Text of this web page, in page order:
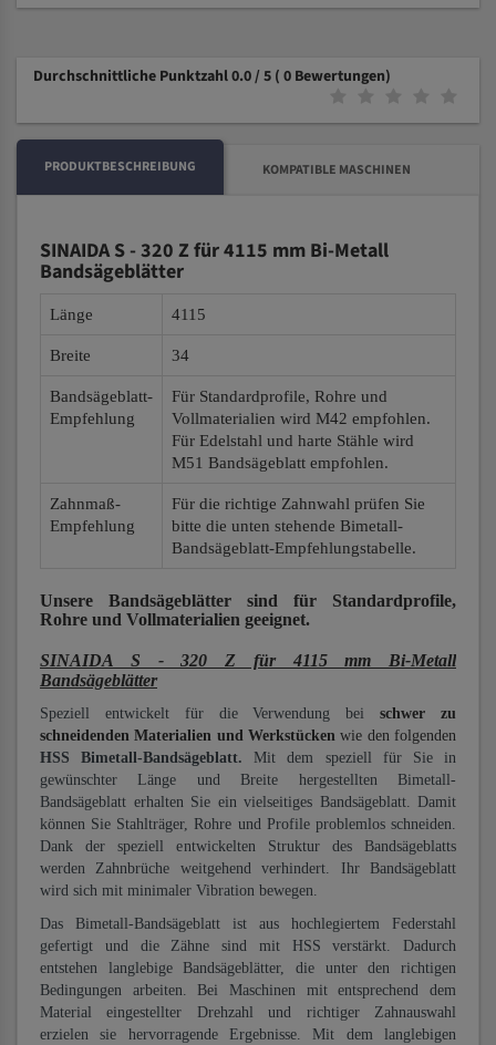
Durchschnittliche Punktzahl 0.0 / 5 ( 0 Bewertungen)
PRODUKTBESCHREIBUNG KOMPATIBLE MASCHINEN
SINAIDA S - 320 Z für 4115 mm Bi-Metall
Bandsägeblätter
Länge 4115
Breite 34
Bandsägeblatt-
Empfehlung
Für Standardprofile, Rohre und
Vollmaterialien wird M42 empfohlen.
Für Edelstahl und harte Stähle wird
M51 Bandsägeblatt empfohlen.
Zahnmaß-
Empfehlung
Für die richtige Zahnwahl prüfen Sie
bitte die unten stehende Bimetall-
Bandsägeblatt-Empfehlungstabelle.
Unsere Bandsägeblätter sind für Standardprofile,
Rohre und Vollmaterialien geeignet.
SINAIDA S - 320 Z für 4115 mm Bi-Metall
Bandsägeblätter
Speziell entwickelt für die Verwendung beischwer zu
schneidenden Materialien und Werkstücken wie den folgenden
HSS Bimetall-Bandsägeblatt. Mit dem speziell für Sie in
gewünschter Länge und Breite hergestellten Bimetall-
Bandsägeblatt erhalten Sie ein vielseitiges Bandsägeblatt. Damit
können Sie Stahlträger, Rohre und Profile problemlos schneiden.
Dank der speziell entwickelten Struktur des Bandsägeblatts
werden Zahnbrüche weitgehend verhindert. Ihr Bandsägeblatt
wird sich mit minimaler Vibration bewegen.
Das Bimetall-Bandsägeblatt ist aus hochlegiertem Federstahl
gefertigt und die Zähne sind mit HSS verstärkt. Dadurch
entstehen langlebige Bandsägeblätter, die unter den richtigen
Bedingungen arbeiten. Bei Maschinen mit entsprechend dem
Material eingestellter Drehzahl und richtiger Zahnauswahl
erzielen sie hervorragende Ergebnisse. Mit dem langlebigen